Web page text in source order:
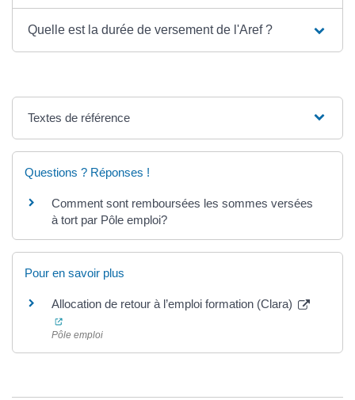
Quelle est la durée de versement de l'Aref ?
Textes de référence
Questions ? Réponses !
Comment sont remboursées les sommes versées
à tort par Pôle emploi?
Pour en savoir plus
Allocation de retour à l’emploi formation (Clara)
(ouverture dans un nouvel onglet)
Pôle emploi